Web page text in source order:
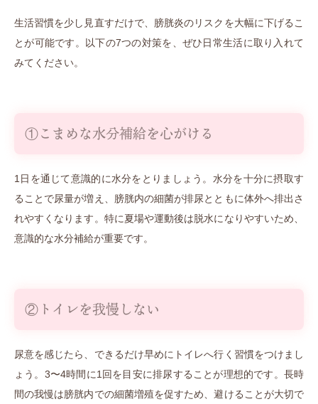
生活習慣を少し見直すだけで、膀胱炎のリスクを大幅に下げるこ
とが可能です。以下の7つの対策を、ぜひ日常生活に取り入れて
みてください。
①こまめな水分補給を心がける
1日を通じて意識的に水分をとりましょう。水分を十分に摂取す
ることで尿量が増え、膀胱内の細菌が排尿とともに体外へ排出さ
れやすくなります。特に夏場や運動後は脱水になりやすいため、
意識的な水分補給が重要です。
②トイレを我慢しない
尿意を感じたら、できるだけ早めにトイレへ行く習慣をつけまし
ょう。3〜4時間に1回を目安に排尿することが理想的です。長時
間の我慢は膀胱内での細菌増殖を促すため、避けることが大切で